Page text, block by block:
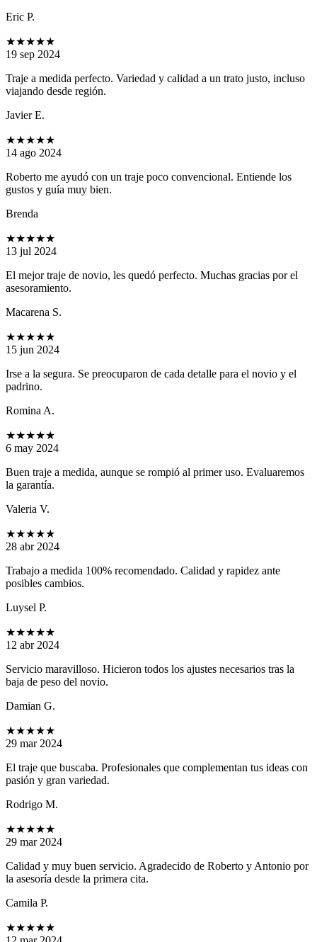
Eric P.
★★★★★
19 sep 2024
Traje a medida perfecto. Variedad y calidad a un trato justo, incluso
viajando desde región.
Javier E.
★★★★★
14 ago 2024
Roberto me ayudó con un traje poco convencional. Entiende los
gustos y guía muy bien.
Brenda
★★★★★
13 jul 2024
El mejor traje de novio, les quedó perfecto. Muchas gracias por el
asesoramiento.
Macarena S.
★★★★★
15 jun 2024
Irse a la segura. Se preocuparon de cada detalle para el novio y el
padrino.
Romina A.
★★★★★
6 may 2024
Buen traje a medida, aunque se rompió al primer uso. Evaluaremos
la garantía.
Valeria V.
★★★★★
28 abr 2024
Trabajo a medida 100% recomendado. Calidad y rapidez ante
posibles cambios.
Luysel P.
★★★★★
12 abr 2024
Servicio maravilloso. Hicieron todos los ajustes necesarios tras la
baja de peso del novio.
Damian G.
★★★★★
29 mar 2024
El traje que buscaba. Profesionales que complementan tus ideas con
pasión y gran variedad.
Rodrigo M.
★★★★★
29 mar 2024
Calidad y muy buen servicio. Agradecido de Roberto y Antonio por
la asesoría desde la primera cita.
Camila P.
★★★★★